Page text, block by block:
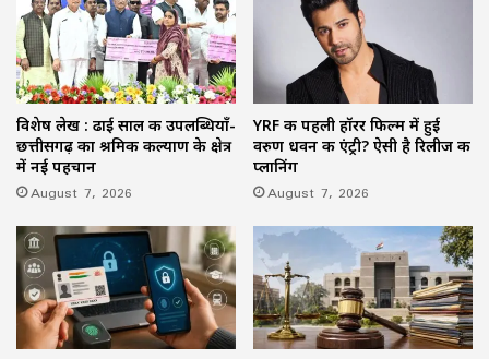
विशेष लेख : ढाई साल की उपलब्धियाँ-
छत्तीसगढ़ का श्रमिक कल्याण के क्षेत्र
में नई पहचान
August 7, 2026
YRF की पहली हॉरर फिल्म में हुई
वरुण धवन की एंट्री? ऐसी है रिलीज की
प्लानिंग
August 7, 2026